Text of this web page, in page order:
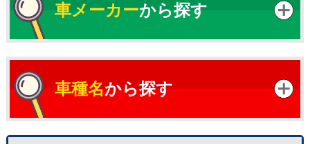
車メーカーから探す
車種名から探す